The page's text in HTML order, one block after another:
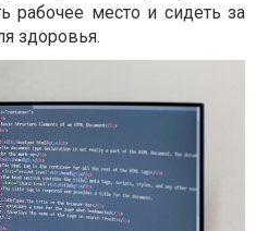
рабочее место и сидеть за
здоровья.